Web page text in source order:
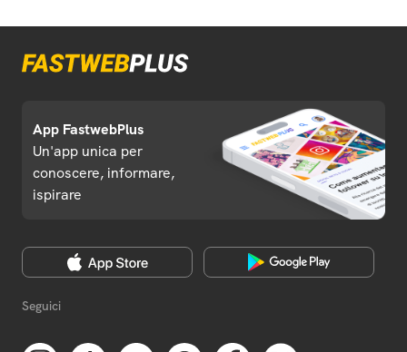
App FastwebPlus
Un'app unica per
conoscere, informare,
ispirare
Seguici